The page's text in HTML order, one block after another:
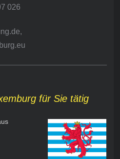
026
für Sie tätig